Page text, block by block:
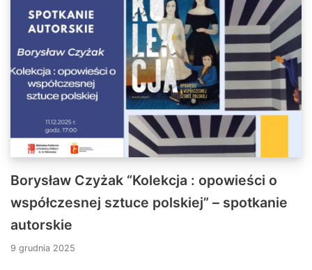
Borysław Czyżak “Kolekcja : opowieści o
współczesnej sztuce polskiej” – spotkanie
autorskie
9 grudnia 2025